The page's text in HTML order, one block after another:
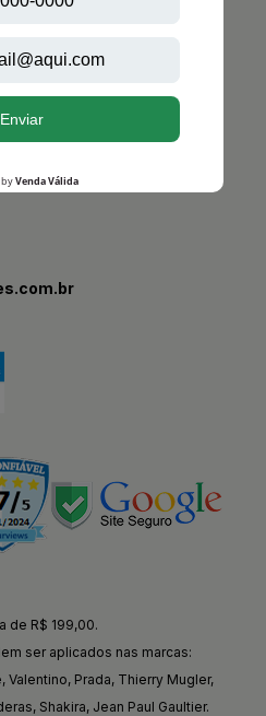
de R$ 199,00.
ser aplicados nas marcas:
Valentino, Prada, Thierry Mugler,
Shakira, Jean Paul Gaultier.